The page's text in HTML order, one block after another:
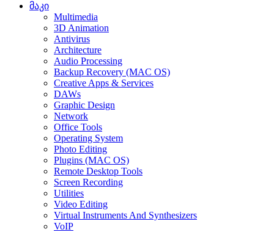
მაკი
Multimedia
3D Animation
Antivirus
Architecture
Audio Processing
Backup Recovery (MAC OS)
Creative Apps & Services
DAWs
Graphic Design
Network
Office Tools
Operating System
Photo Editing
Plugins (MAC OS)
Remote Desktop Tools
Screen Recording
Utilities
Video Editing
Virtual Instruments And Synthesizers
VoIP